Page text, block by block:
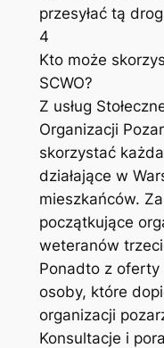
przesyłać tą
4
Kto może
SCWO?
Z usług
Organizacji
skorzystać
działające w
mieszkańców.
początkujące
weteranów
Ponadto z oferty
osoby, które
organizacji
Konsultacje i